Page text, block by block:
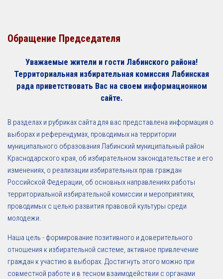
Обращение Председателя
Уважаемые жители и гости Лабинского района!
Территориальная избирательная комиссия Лабинская
рада приветствовать Вас на своем информационном
сайте.
В разделах и рубриках сайта для вас представлена информация о
выборах и референдумах, проводимых на территории
муниципального образования Лабинский муниципальный район
Краснодарского края, об избирательном законодательстве и его
изменениях, о реализации избирательных прав граждан
Российской Федерации, об основных направлениях работы
территориальной избирательной комиссии и мероприятиях,
проводимых с целью развития правовой культуры среди
молодежи.
Наша цель - формирование позитивного и доверительного
отношения к избирательной системе, активное привлечение
граждан к участию в выборах. Достигнуть этого можно при
совместной работе и в тесном взаимодействии с органами